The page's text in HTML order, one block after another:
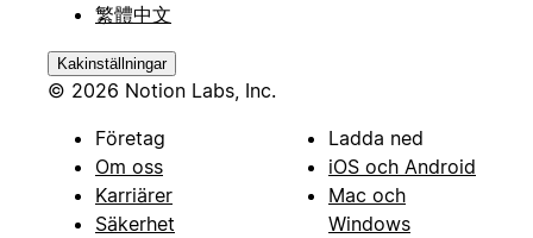
繁體中文
Kakinställningar
© 2026 Notion Labs, Inc.
Företag
Om oss
Karriärer
Säkerhet
Ladda ned
iOS och Android
Mac och
Windows